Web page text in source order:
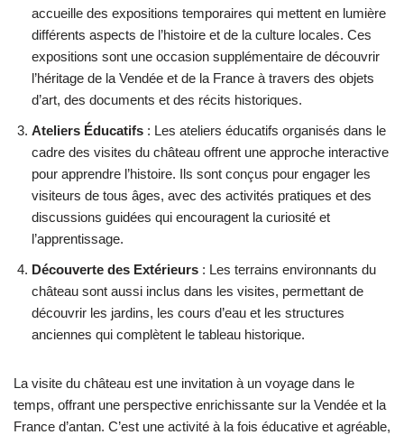
accueille des expositions temporaires qui mettent en lumière
différents aspects de l’histoire et de la culture locales. Ces
expositions sont une occasion supplémentaire de découvrir
l’héritage de la Vendée et de la France à travers des objets
d’art, des documents et des récits historiques.
Ateliers Éducatifs : Les ateliers éducatifs organisés dans le
cadre des visites du château offrent une approche interactive
pour apprendre l’histoire. Ils sont conçus pour engager les
visiteurs de tous âges, avec des activités pratiques et des
discussions guidées qui encouragent la curiosité et
l’apprentissage.
Découverte des Extérieurs : Les terrains environnants du
château sont aussi inclus dans les visites, permettant de
découvrir les jardins, les cours d’eau et les structures
anciennes qui complètent le tableau historique.
La visite du château est une invitation à un voyage dans le
temps, offrant une perspective enrichissante sur la Vendée et la
France d’antan. C’est une activité à la fois éducative et agréable,